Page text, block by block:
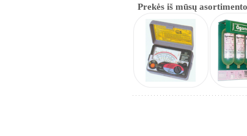
Prekės iš mūsų asortimento